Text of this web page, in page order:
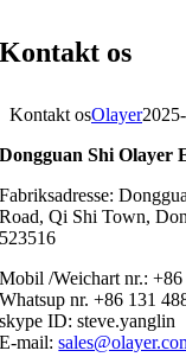
Kontakt os
Kontakt osOlayer
Dongguan Shi Olayer
Fabriksadresse:
Road, Qi Shi Town,
523516
Mobil /Weichart nr.:
Whatsup nr. +86 131
skype ID: steve.yanglin
E-mail: